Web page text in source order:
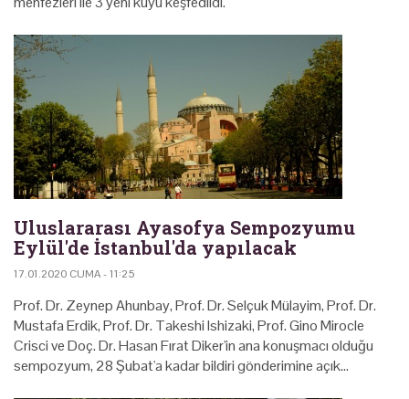
Uluslararası Ayasofya Sempozyumu
Eylül'de İstanbul'da yapılacak
17.01.2020 CUMA - 11:25
Prof. Dr. Zeynep Ahunbay, Prof. Dr. Selçuk Mülayim, Prof. Dr.
Mustafa Erdik, Prof. Dr. Takeshi Ishizaki, Prof. Gino Mirocle
Crisci ve Doç. Dr. Hasan Fırat Diker'in ana konuşmacı olduğu
sempozyum, 28 Şubat'a kadar bildiri gönderimine açık…